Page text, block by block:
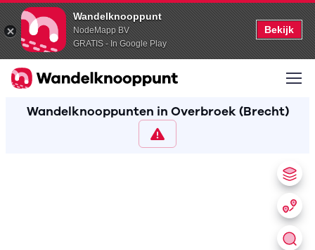
Wandelknooppunt
NodeMapp BV
GRATIS - In Google Play
Bekijk
Wandelknooppunten in Overbroek (Brecht)